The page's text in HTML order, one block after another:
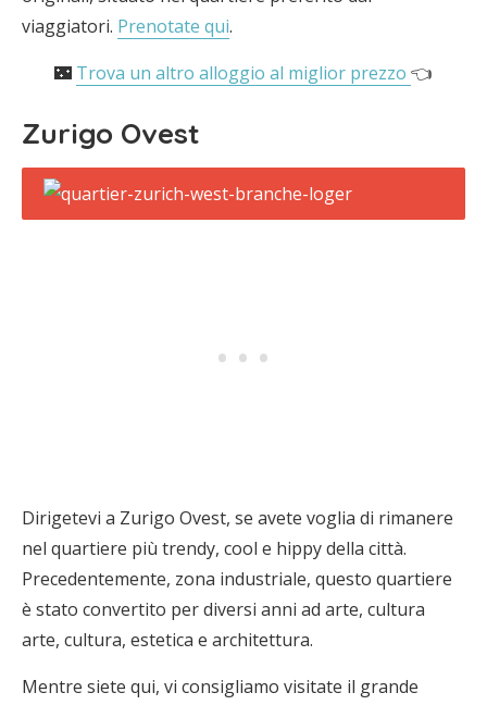
viaggiatori. Prenotate qui.
🌃 Trova un altro alloggio al miglior prezzo 👈
Zurigo Ovest
Dirigetevi a Zurigo Ovest, se avete voglia di rimanere
nel quartiere più trendy, cool e hippy della città.
Precedentemente, zona industriale, questo quartiere
è stato convertito per diversi anni ad arte, cultura
arte, cultura, estetica e architettura.
Mentre siete qui, vi consigliamo visitate il grande